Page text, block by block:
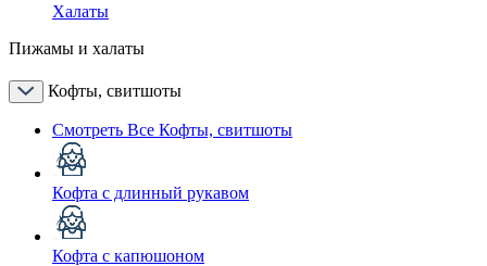
Халаты
Пижамы и халаты
Кофты, свитшоты
Смотреть Все Кофты, свитшоты
Кофта с длинный рукавом
Кофта с капюшоном